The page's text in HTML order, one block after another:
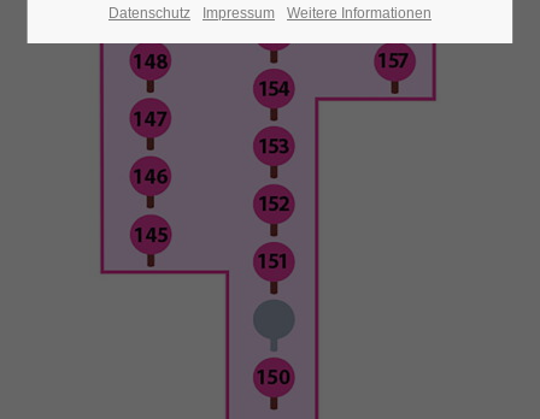
Datenschutz Impressum Weitere Informationen